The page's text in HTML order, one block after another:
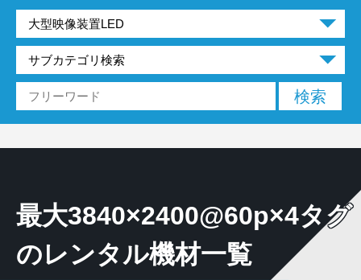
最大3840×2400@60p×4タグ
のレンタル機材一覧